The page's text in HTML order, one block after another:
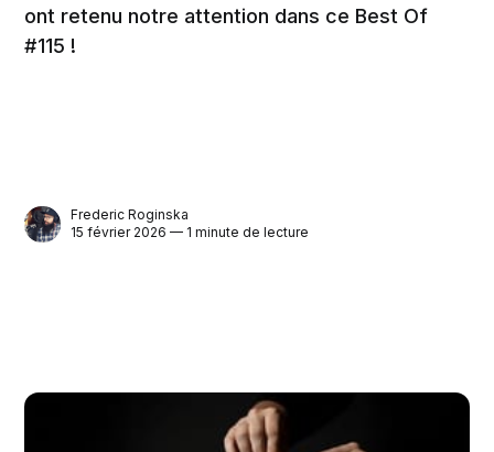
ont retenu notre attention dans ce Best Of
#115 !
Frederic Roginska
15 février 2026 — 1 minute de lecture